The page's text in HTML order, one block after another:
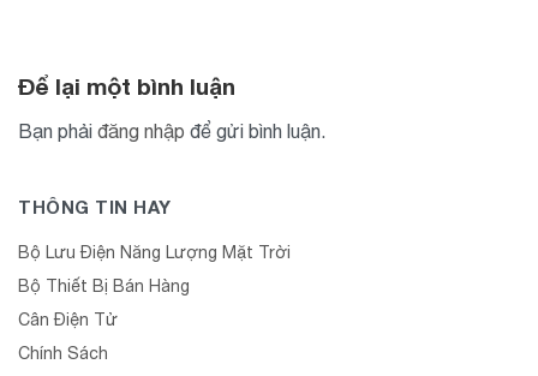
Để lại một bình luận
Bạn phải đăng nhập để gửi bình luận.
THÔNG TIN HAY
Bộ Lưu Điện Năng Lượng Mặt Trời
Bộ Thiết Bị Bán Hàng
Cân Điện Tử
Chính Sách